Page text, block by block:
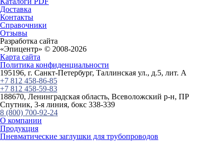
Доставка
Контакты
Справочники
Отзывы
Разработка сайта
«Эпицентр» © 2008-2026
Карта сайта
Политика конфиденциальности
195196, г. Санкт-Петербург, Таллинская ул., д.5, лит. А
+7 812 458-86-85
+7 812 458-59-83
188670, Ленинградская область, Всеволожский р-н, ПР
Спутник, 3-я линия, бокс 338-339
8 (800) 700-92-24
О компании
Продукция
Пневматические заглушки для трубопроводов